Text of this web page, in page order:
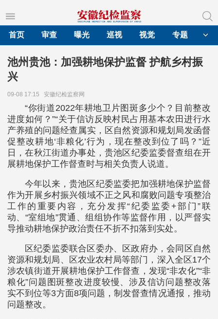
首页
审查 曝光 巡视 视觉 专题
池州贵池：加强耕地保护监督 护航乡村振
兴
09-08 17:15 安徽纪检监察网
“你街道2022年耕地卫片图斑多少个？目前整改
进度如何？”“关于信访反映村民占用基本农田进行水
产养殖的问题经查属实，区自然资源和规划局发函督
促整改耕地‘非粮化’行为，现在整改到位了吗？”近
日，在秋江街道办事处，贵池区纪委监委督查组在开
展耕地保护工作督查时与相关负责人说道。
今年以来，贵池区纪委监委把加强耕地保护监督
作为开展乡村振兴领域不正之风和腐败问题专项整治
工作的重要内容，充分发挥“纪委监委+部门”联
动、“室组地”贯通、组组协作等监督作用，以严督实
导推动耕地保护政治责任不折不扣落到实处。
区纪委监委联合区委办、区政府办，会同区自然
资源和规划局、区农业农村局等部门，深入全区17个
涉农镇街道开展耕地保护工作督查，发现“非农化”“非
粮化”问题图斑整改进度较慢、涉及信访问题整改落
实不到位等3方面8项问题，制发督查情况通报，推动
问题整改。